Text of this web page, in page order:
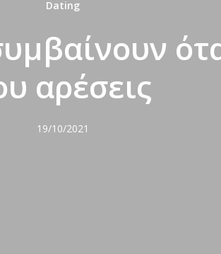
Dating
αρέσεις
19/10/2021